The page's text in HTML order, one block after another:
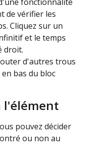
de vérifier les
Cliquez sur un
et le temps
droit.
d'autres trous
en bas du bloc
l'élément
pouvez décider
ou non au